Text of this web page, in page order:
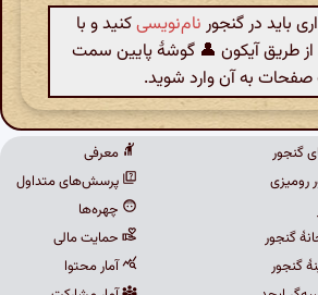
باید در گنجور نام‌نویسیکنید و با
از طریق آیکون 👤 گوشهٔ پایین سمت
به آن وارد شوید.
گنجور
رومیزی
گنجور
گنجور
معرفی
پرسش‌های متداول
چهره‌ها
حمایت مالی
آمار محتوا